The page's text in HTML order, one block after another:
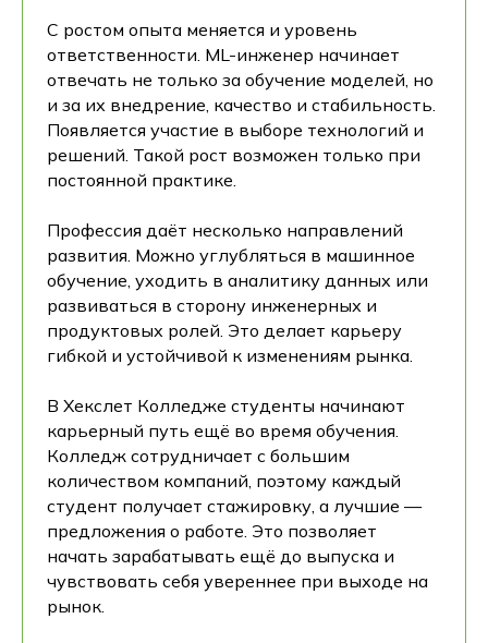
С ростом опыта меняется и уровень
ответственности. ML-инженер начинает
отвечать не только за обучение моделей, но
и за их внедрение, качество и стабильность.
Появляется участие в выборе технологий и
решений. Такой рост возможен только при
постоянной практике.
Профессия даёт несколько направлений
развития. Можно углубляться в машинное
обучение, уходить в аналитику данных или
развиваться в сторону инженерных и
продуктовых ролей. Это делает карьеру
гибкой и устойчивой к изменениям рынка.
В Хекслет Колледже студенты начинают
карьерный путь ещё во время обучения.
Колледж сотрудничает с большим
количеством компаний, поэтому каждый
студент получает стажировку, а лучшие —
предложения о работе. Это позволяет
начать зарабатывать ещё до выпуска и
чувствовать себя увереннее при выходе на
рынок.